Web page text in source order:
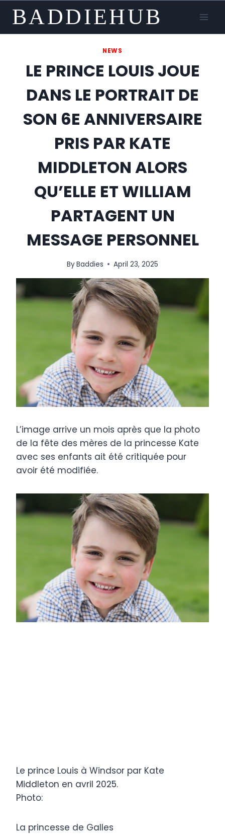
content
BADDIEHUB
NEWS
LE PRINCE LOUIS JOUE
DANS LE PORTRAIT DE
SON 6E ANNIVERSAIRE
PRIS PAR KATE
MIDDLETON ALORS
QU’ELLE ET WILLIAM
PARTAGENT UN
MESSAGE PERSONNEL
ByBaddies April 23, 2025
L’image arrive un mois après que la photo
de la fête des mères de la princesse Kate
avec ses enfants ait été critiquée pour
avoir été modifiée.
Le prince Louis à Windsor par Kate
Middleton en avril 2025.
Photo:
La princesse de Galles